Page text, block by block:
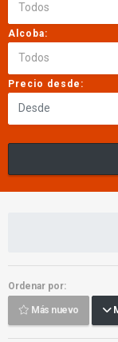
Todos
Alcoba:
Todos
Precio desde:
Ordenar por:
Más nuevo